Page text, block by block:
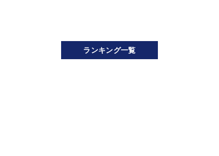
ランキング一覧